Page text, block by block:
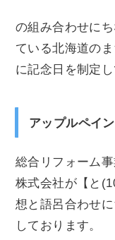
の組み合わせに
ている北海道の
に記念日を制定し
アップルペイ
総合リフォーム
株式会社が【と
想と語呂合わせ
しております。